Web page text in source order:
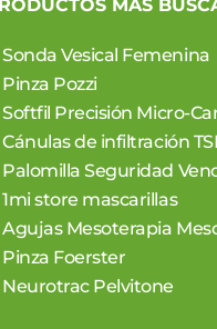
MÁS
Sonda Vesical Femenina
Pinza Pozzi
Softfil Precisión Micro-
Cánulas de infiltración
Palomilla Seguridad
1mi store mascarillas
Agujas Mesoterapia
Pinza Foerster
Neurotrac Pelvitone